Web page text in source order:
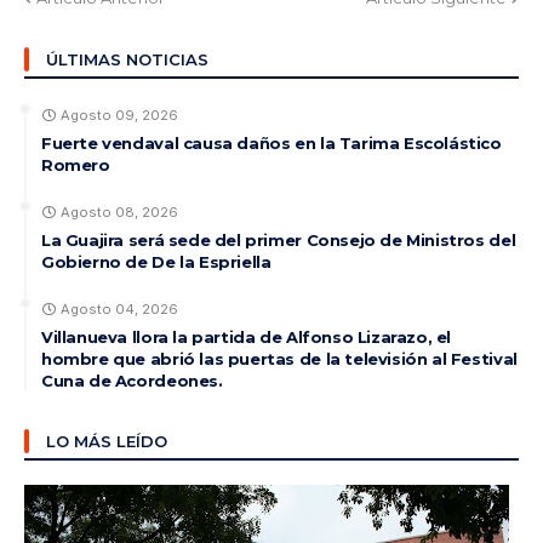
ÚLTIMAS NOTICIAS
Agosto 09, 2026
Fuerte vendaval causa daños en la Tarima Escolástico
Romero
Agosto 08, 2026
La Guajira será sede del primer Consejo de Ministros del
Gobierno de De la Espriella
Agosto 04, 2026
Villanueva llora la partida de Alfonso Lizarazo, el
hombre que abrió las puertas de la televisión al Festival
Cuna de Acordeones.
LO MÁS LEÍDO